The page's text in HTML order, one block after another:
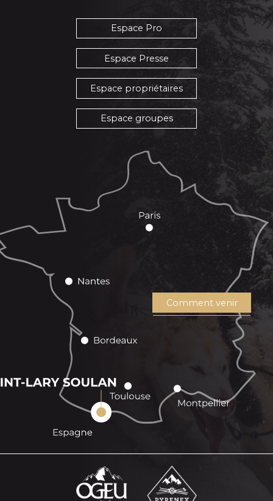
Espace Pro
Espace Presse
Espace propriétaires
Espace groupes
Comment venir